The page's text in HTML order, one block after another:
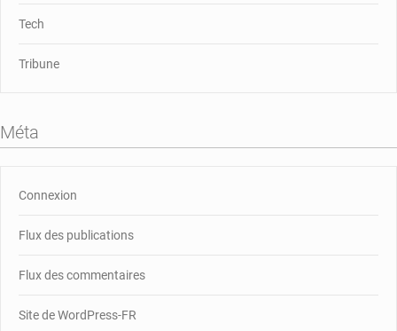
Tech
Tribune
Méta
Connexion
Flux des publications
Flux des commentaires
Site de WordPress-FR